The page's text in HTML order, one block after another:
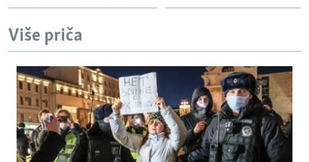
Više priča